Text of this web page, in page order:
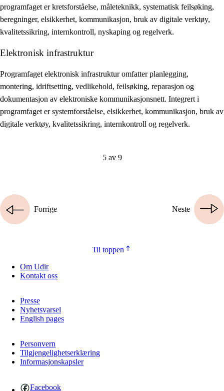
programfaget er kretsforståelse, måleteknikk, systematisk feilsøking,
beregninger, elsikkerhet, kommunikasjon, bruk av digitale verktøy,
kvalitetssikring, internkontroll, nyskaping og regelverk.
Elektronisk infrastruktur
Programfaget elektronisk infrastruktur omfatter planlegging,
montering, idriftsetting, vedlikehold, feilsøking, reparasjon og
dokumentasjon av elektroniske kommunikasjonsnett. Integrert i
programfaget er systemforståelse, elsikkerhet, kommunikasjon, bruk av
digitale verktøy, kvalitetssikring, internkontroll og regelverk.
5 av 9
Neste
Forrige
Til toppen
Om Udir
Kontakt oss
Presse
Nyhetsvarsel
English pages
Personvern
Tilgjengelighetserklæring
Informasjonskapsler
Facebook